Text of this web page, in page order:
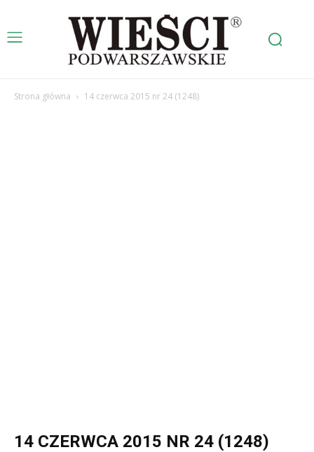
Strona główna 14 czerwca 2015 nr 24 (1248)
14 CZERWCA 2015 NR 24 (1248)